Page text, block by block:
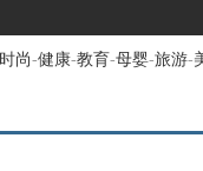
时尚-健康-教育-母婴-旅游-